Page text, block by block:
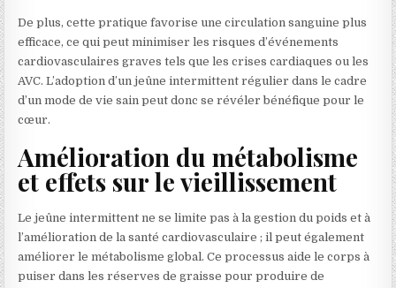
De plus, cette pratique favorise une circulation sanguine plus
efficace, ce qui peut minimiser les risques d’événements
cardiovasculaires graves tels que les crises cardiaques ou les
AVC. L’adoption d’un jeûne intermittent régulier dans le cadre
d’un mode de vie sain peut donc se révéler bénéfique pour le
cœur.
Amélioration du métabolisme
et effets sur le vieillissement
Le jeûne intermittent ne se limite pas à la gestion du poids et à
l’amélioration de la santé cardiovasculaire ; il peut également
améliorer le métabolisme global. Ce processus aide le corps à
puiser dans les réserves de graisse pour produire de